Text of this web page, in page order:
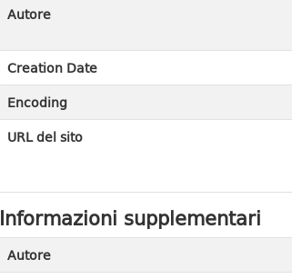
Autore
Creation Date
Encoding
URL del sito
Informazioni supplementari
Autore